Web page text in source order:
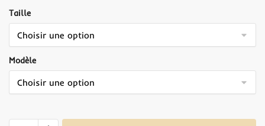
Taille
Modèle